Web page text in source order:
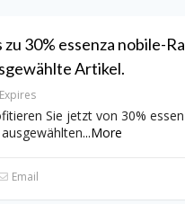
zu 30% essenza nobile-
Artikel.
Sie jetzt von 30%
...More
Email